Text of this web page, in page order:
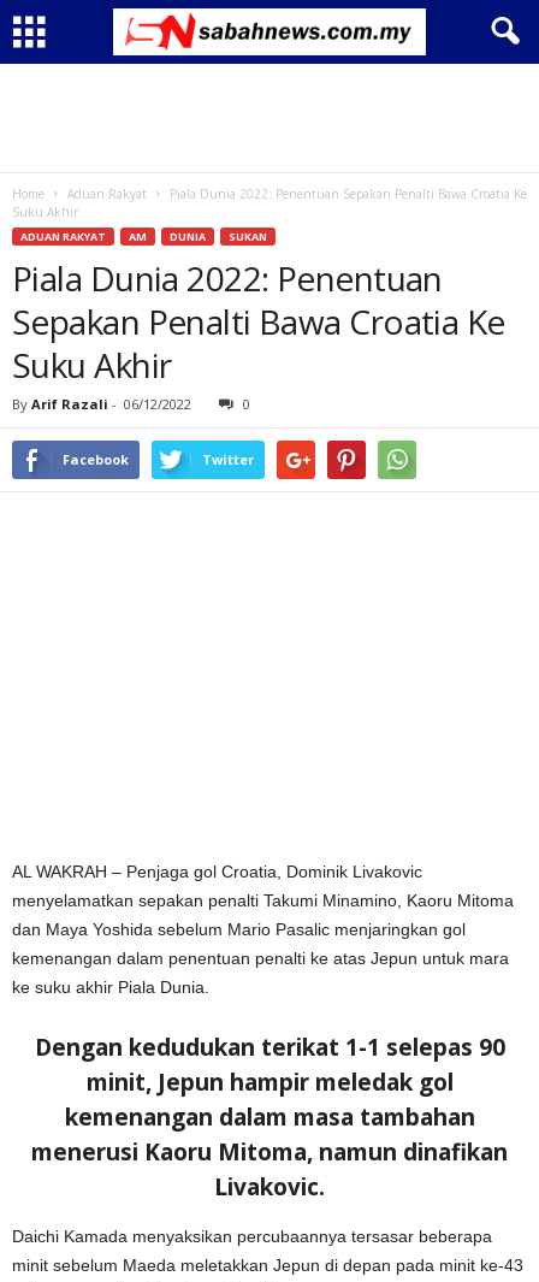
Home Aduan Rakyat
Piala Dunia 2022: Penentuan Sepakan Penalti Bawa Croatia Ke
Suku Akhir
ADUAN RAKYAT AM DUNIA SUKAN
Piala Dunia 2022: Penentuan
Sepakan Penalti Bawa Croatia Ke
Suku Akhir
By Arif Razali - 06/12/2022 0
Facebook Twitter
AL WAKRAH – Penjaga gol Croatia, Dominik Livakovic
menyelamatkan sepakan penalti Takumi Minamino, Kaoru Mitoma
dan Maya Yoshida sebelum Mario Pasalic menjaringkan gol
kemenangan dalam penentuan penalti ke atas Jepun untuk mara
ke suku akhir Piala Dunia.
Dengan kedudukan terikat 1-1 selepas 90
minit, Jepun hampir meledak gol
kemenangan dalam masa tambahan
menerusi Kaoru Mitoma, namun dinafikan
Livakovic.
Daichi Kamada menyaksikan percubaannya tersasar beberapa
minit sebelum Maeda meletakkan Jepun di depan pada minit ke-43